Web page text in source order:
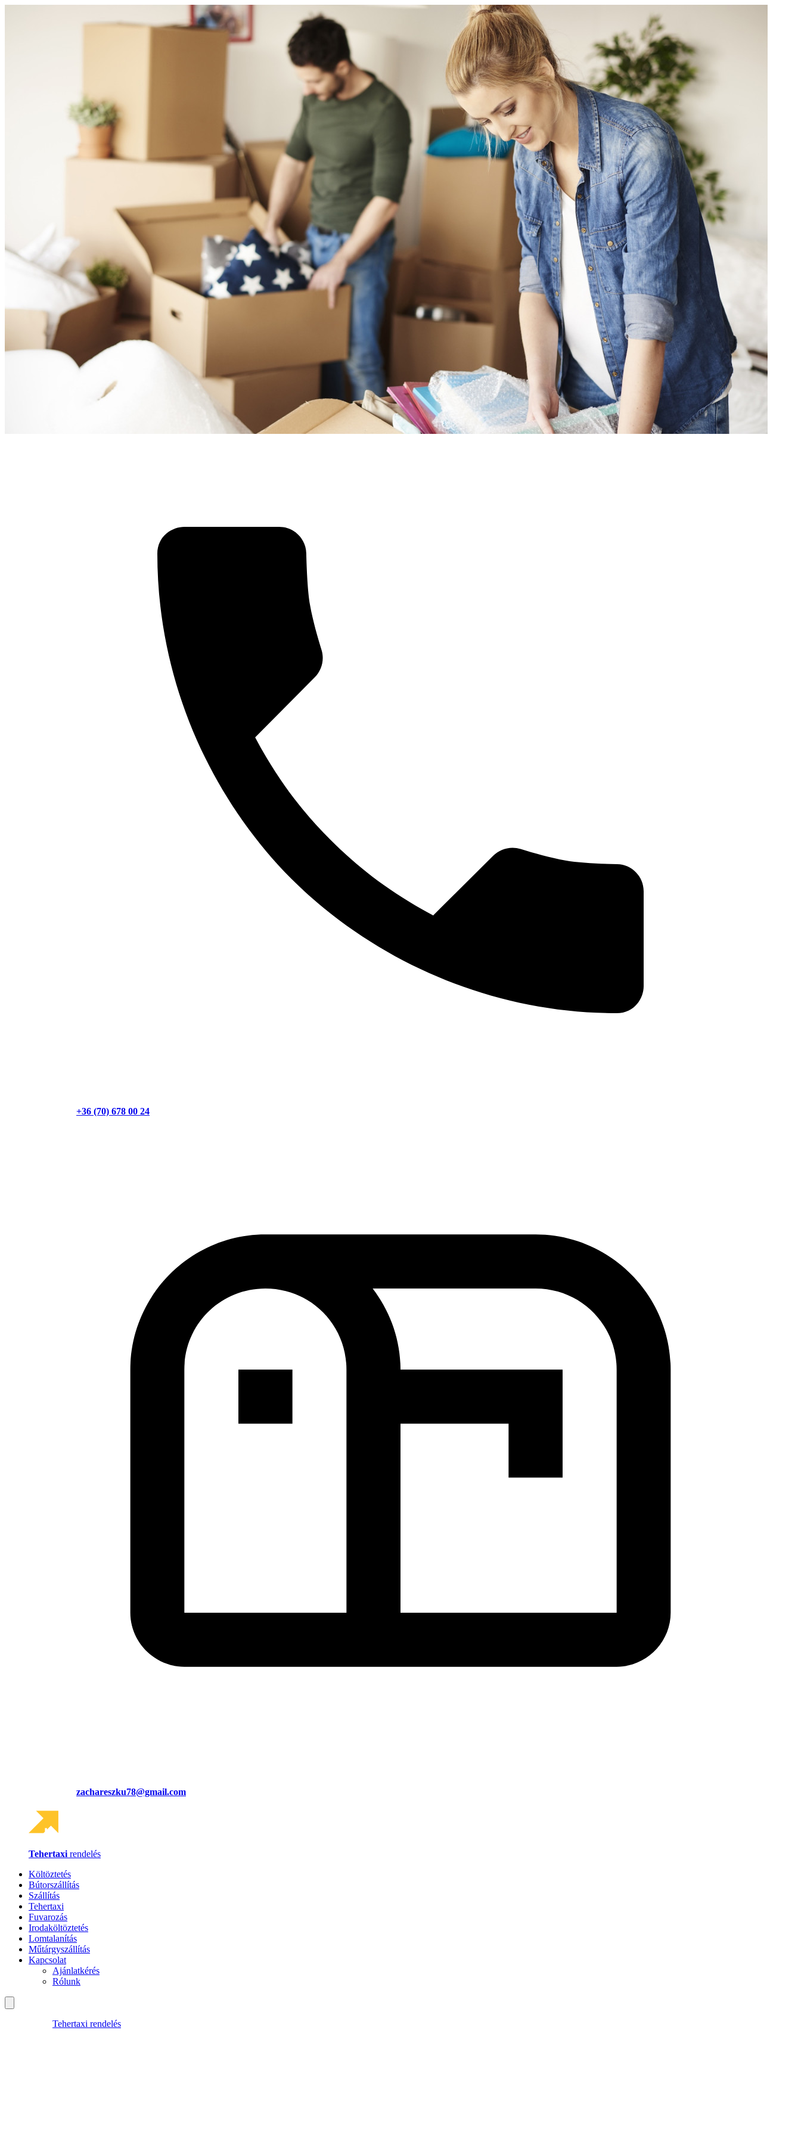
+36 (70) 678 00 24
zachareszku78@gmail.com
Tehertaxi rendelés
Költöztetés
Bútorszállítás
Szállítás
Tehertaxi
Fuvarozás
Irodaköltöztetés
Lomtalanítás
Műtárgyszállítás
Kapcsolat
Ajánlatkérés
Rólunk
Tehertaxi rendelés